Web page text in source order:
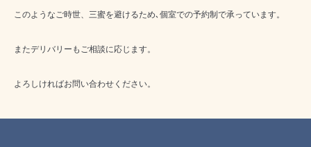
このようなご時世、三蜜を避けるため､個室での予約制で承っています。
またデリバリーもご相談に応じます。
よろしければお問い合わせください。